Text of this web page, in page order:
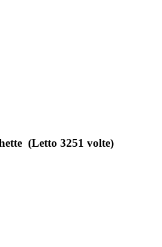
(Letto 3251 volte)